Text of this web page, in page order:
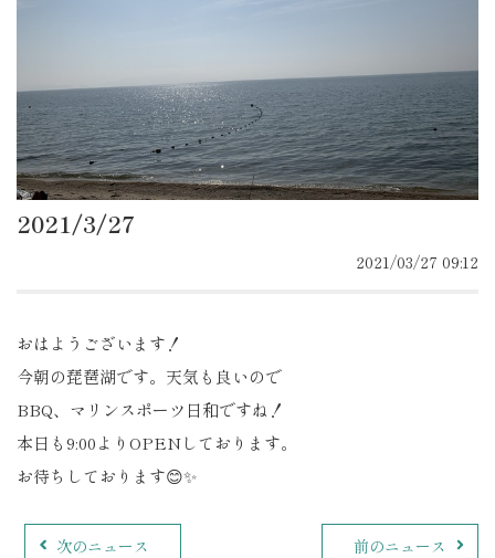
2021/3/27
2021/03/27 09:12
おはようございます！
今朝の琵琶湖です。天気も良いので
BBQ、マリンスポーツ日和ですね！
本日も9:00よりOPENしております。
お待ちしております😊✨
次のニュース 前のニュース